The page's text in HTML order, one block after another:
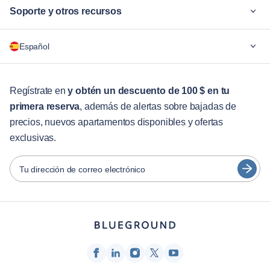
Soporte y otros recursos
Para las empresas
Servicios para huéspedes
Guías de ciudades
Socios
Operadores de alquiler amueblado
Propietarios
Socios de franquicia
Español
English
Português
Español
Français
Türkçe
Regístrate eny obtén un descuento de 100 $ en tu
primera reserva, además de alertas sobre bajadas de
precios, nuevos apartamentos disponibles y ofertas
exclusivas.
Tu dirección de correo electrónico